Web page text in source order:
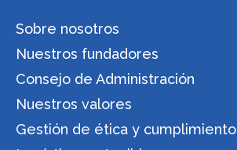
Sobre nosotros
Nuestros fundadores
Consejo de Administración
Nuestros valores
Gestión de ética y cumplimiento